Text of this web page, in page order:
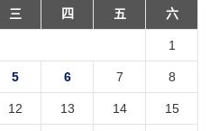
三 四 五 六
1
5 6 7 8
12 13 14 15